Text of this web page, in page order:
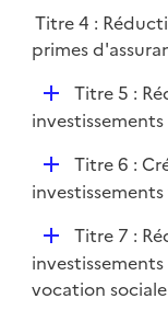
Titre 4 :
primes
D
é
i
Titre 5 :
D
é
i
e
Titre 6 :
D
é
p
Titre 7 :
vocation sociale